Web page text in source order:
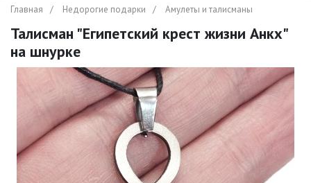
Главная Недорогие подарки Амулеты и талисманы
Талисман "Египетский крест жизни Анкх"
на шнурке